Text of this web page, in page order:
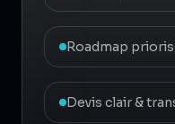
Roadmap
Devis clair &